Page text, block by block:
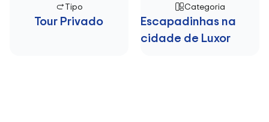
Tipo
Tour Privado
Categoria
Escapadinhas na
cidade de Luxor